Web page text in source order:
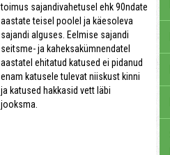
toimus sajandivahetusel ehk 90ndate
aastate teisel poolel ja käesoleva
sajandi alguses. Eelmise sajandi
seitsme- ja kaheksakümnendatel
aastatel ehitatud katused ei pidanud
enam katusele tulevat niiskust kinni
ja katused hakkasid vett läbi
jooksma.